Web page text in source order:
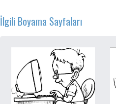
İlgili Boyama Sayfaları